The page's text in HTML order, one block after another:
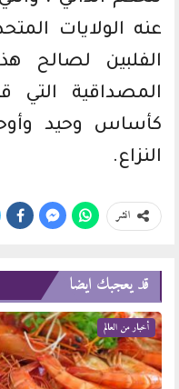
عنه الولايات
الفلبين لصالح
كأساس وحيد
النزاع.
انشر
قد يعجبك ايضا
أخبار من العالم